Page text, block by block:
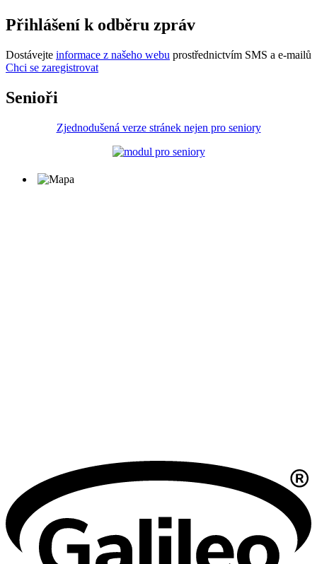
Přihlášení k odběru zpráv
Dostávejte informace z našeho webu prostřednictvím SMS a e-mailů
Chci se zaregistrovat
Senioři
Zjednodušená verze stránek nejen pro seniory